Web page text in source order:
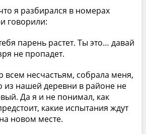
я разбирался в номерах
говорили:
парень растет. Ты это… давай
не пропадет.
всем несчастьям, собрала меня,
из нашей деревни в районе не
Да я и не понимал, как
какие испытания ждут
новом месте.